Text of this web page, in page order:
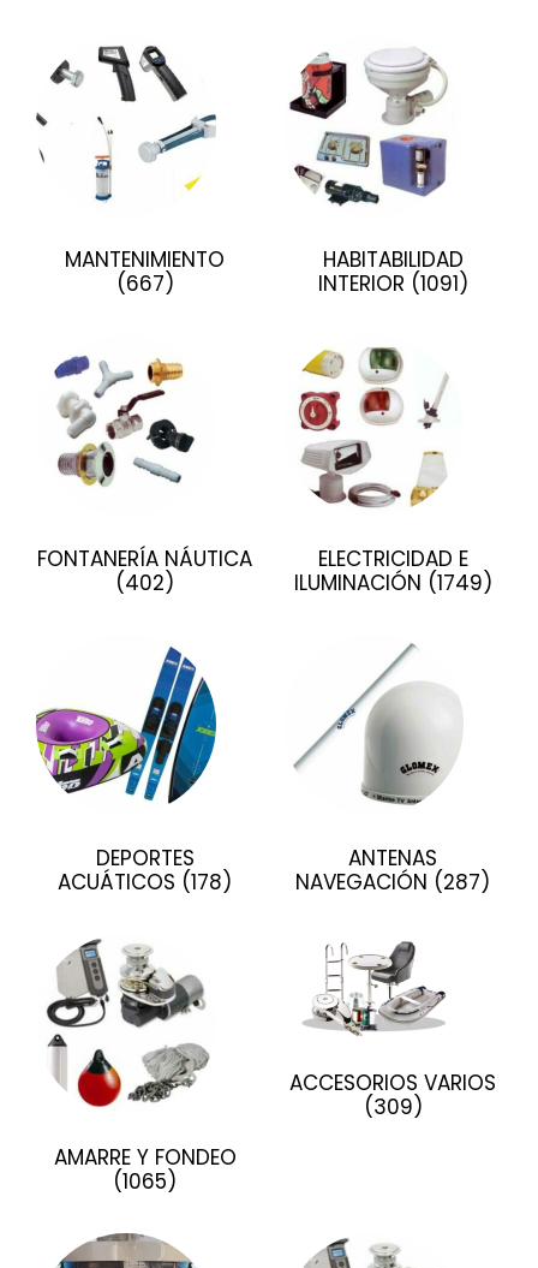
MANTENIMIENTO
(667)
HABITABILIDAD
INTERIOR (1091)
FONTANERÍA NÁUTICA
(402)
ELECTRICIDAD E
ILUMINACIÓN (1749)
DEPORTES
ACUÁTICOS (178)
ANTENAS
NAVEGACIÓN (287)
AMARRE Y FONDEO
(1065)
ACCESORIOS VARIOS
(309)